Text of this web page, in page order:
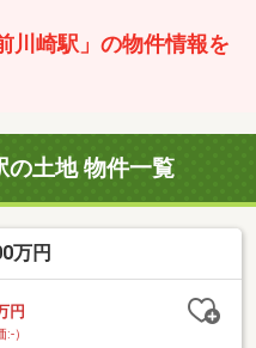
川崎駅」の物件情報を
の土地 物件一覧
万円
円
:-）